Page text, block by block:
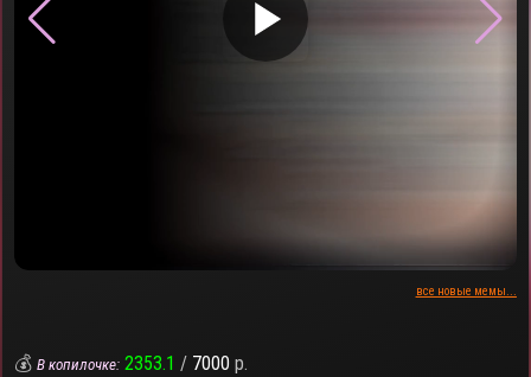
▶
все новые мемы...
💰В копилочке: 2353.1 / 7000 р.